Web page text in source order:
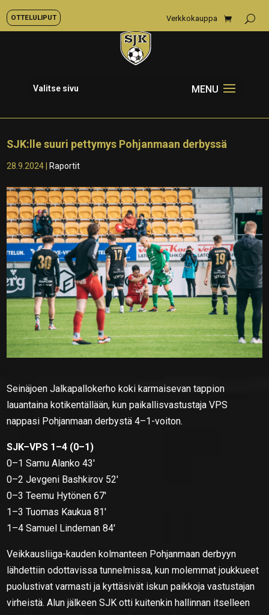
OTTELULIPUT Verkkokauppa
Valitse sivu
SJK:lle suuri pettymys Pohjanmaan derbyssä
28.9.2024 Raportit
Seinäjoen Jalkapallokerho koki karmaisevan tappion
lauantaina kotikentällään, kun paikallisvastustaja VPS
nappasi Pohjanmaan derbystä 4–1-voiton.
SJK–VPS 1–4 (0–1)
0–1 Samu Alanko 43′
0–2 Jevgeni Bashkirov 52′
0–3 Teemu Hytönen 67′
1–3 Tuomas Kaukua 81′
1–4 Samuel Lindeman 84′
Veikkausliiga-kauden kolmanteen Pohjanmaan derbyyn
lähdettiin odottavissa tunnelmissa, kun molemmat joukkueet
puolustivat varmasti ja kyttäsivät iskun paikkoja vastustajan
virheistä. Alun jälkeen SJK otti kuitenkin hallinnan itselleen